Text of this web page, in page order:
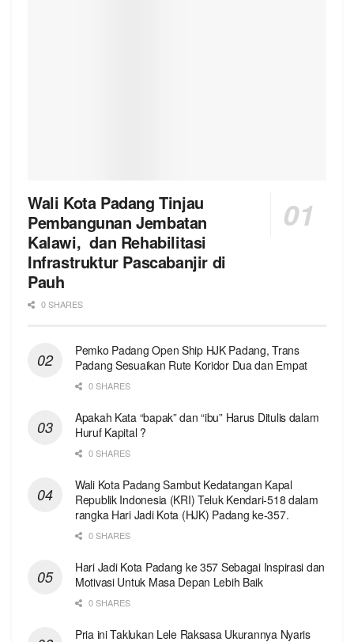
Wali Kota Padang Tinjau
Pembangunan Jembatan
Kalawi, dan Rehabilitasi
Infrastruktur Pascabanjir di
Pauh
0 SHARES
Pemko Padang Open Ship HJK Padang, Trans
Padang Sesuaikan Rute Koridor Dua dan Empat
0 SHARES
Apakah Kata “bapak” dan “ibu” Harus Ditulis dalam
Huruf Kapital ?
0 SHARES
Wali Kota Padang Sambut Kedatangan Kapal
Republik Indonesia (KRI) Teluk Kendari-518 dalam
rangka Hari Jadi Kota (HJK) Padang ke-357.
0 SHARES
Hari Jadi Kota Padang ke 357 Sebagai Inspirasi dan
Motivasi Untuk Masa Depan Lebih Baik
0 SHARES
Pria ini Taklukan Lele Raksasa Ukurannya Nyaris